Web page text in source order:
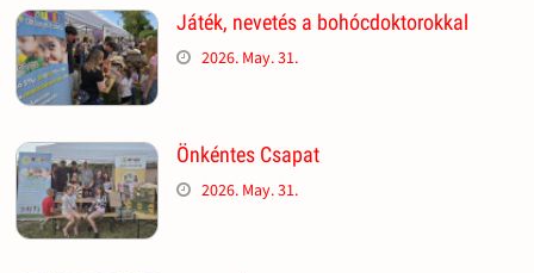
Játék, nevetés a bohócdoktorokkal
2026. May. 31.
Önkéntes Csapat
2026. May. 31.